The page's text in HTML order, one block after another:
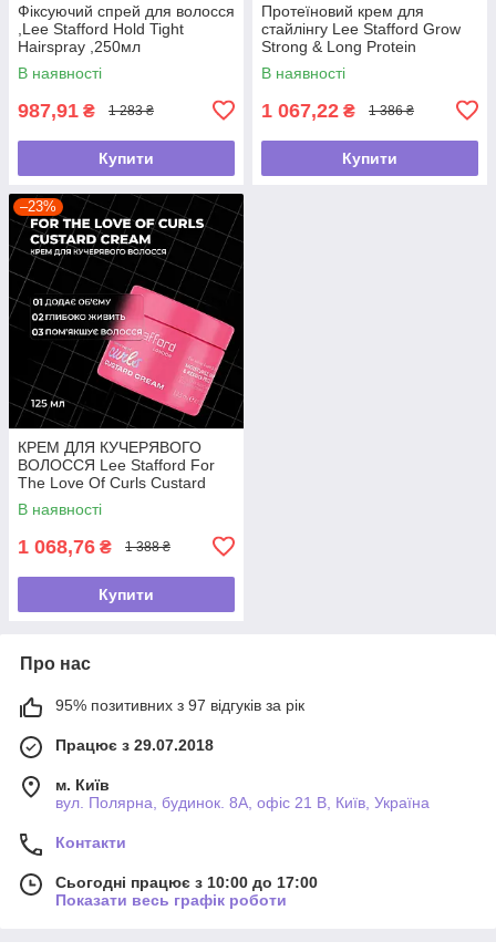
Фіксуючий спрей для волосся
,Lee Stafford Hold Tight
Hairspray ,250мл
В наявності
987,91 ₴ 1 283 ₴
Купити
Протеїновий крем для
стайлінгу Lee Stafford Grow
Strong & Long Protein
Treatment Styling
Cream,100мл
В наявності
1 067,22 ₴ 1 386 ₴
Купити
–23%
КРЕМ ДЛЯ КУЧЕРЯВОГО
ВОЛОССЯ Lee Stafford For
The Love Of Curls Custard
Cream,125мл
В наявності
1 068,76 ₴ 1 388 ₴
Купити
Про нас
95% позитивних з 97 відгуків за рік
Працює з 29.07.2018
м. Київ
вул. Полярна, будинок. 8А, офіс 21 В, Київ, Україна
Контакти
Сьогодні працює з 10:00 до 17:00
Показати весь графік роботи